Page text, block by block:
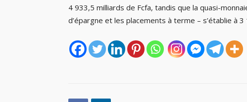
4 933,5 milliards de Fcfa, tandis que la quasi-
d’épargne et les placements à terme – s’établie à 3